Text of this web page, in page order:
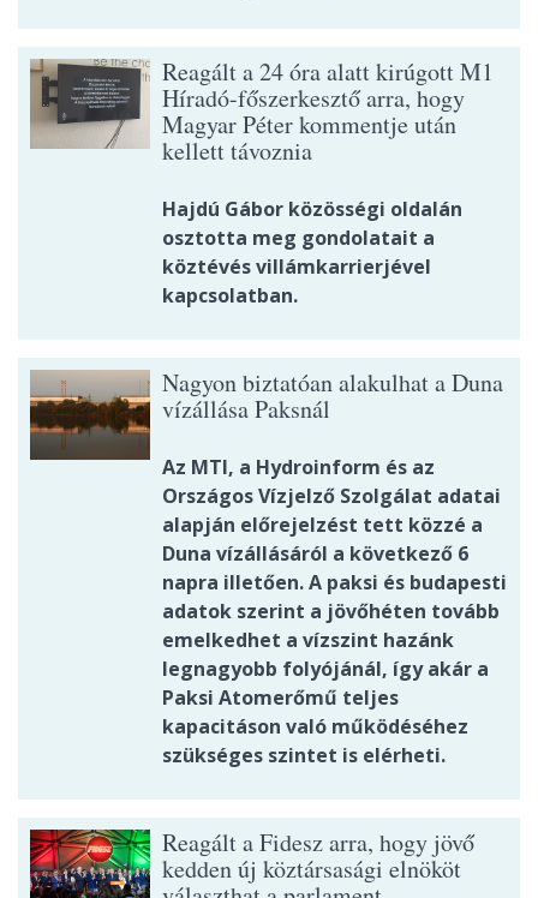
Reagált a 24 óra alatt kirúgott M1
Híradó-főszerkesztő arra, hogy
Magyar Péter kommentje után
kellett távoznia
Hajdú Gábor közösségi oldalán
osztotta meg gondolatait a
köztévés villámkarrierjével
kapcsolatban.
Nagyon biztatóan alakulhat a Duna
vízállása Paksnál
Az MTI, a Hydroinform és az
Országos Vízjelző Szolgálat adatai
alapján előrejelzést tett közzé a
Duna vízállásáról a következő 6
napra illetően. A paksi és budapesti
adatok szerint a jövőhéten tovább
emelkedhet a vízszint hazánk
legnagyobb folyójánál, így akár a
Paksi Atomerőmű teljes
kapacitáson való működéséhez
szükséges szintet is elérheti.
Reagált a Fidesz arra, hogy jövő
kedden új köztársasági elnököt